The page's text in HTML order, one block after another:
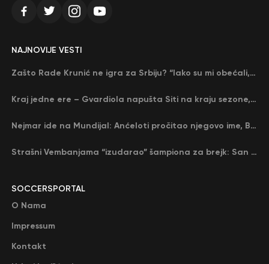
SOCCERSPORTAL
O Nama
Impressum
Kontakt
NAJNOVIJE VESTI
Zašto Rade Krunić ne igra za Srbiju? “Iako su mi obećali, niko me nije zvao…”
Kraj jedne ere – Gvardiola napušta Siti na kraju sezone, menja ga njegov nekadašnji rival
Nejmar ide na Mundijal: Anćeloti pročitao njegovo ime, Brazil u delirijumu (VIDEO)
Strašni Vembanjama “izudarao” šampiona za brejk: San Antonio poveo protiv Oklahome